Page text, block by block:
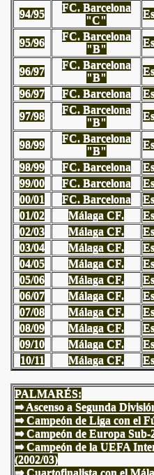
94/95
FC. Barcelona
"C"
95/96
FC. Barcelona
"B"
96/97
FC. Barcelona
"B"
96/97
FC. Barcelona
97/98
FC. Barcelona
"B"
98/99
FC. Barcelona
"B"
98/99
FC. Barcelona
99/00
FC. Barcelona
00/01
FC. Barcelona
01/02
Málaga CF.
02/03
Málaga CF.
03/04
Málaga CF.
04/05
Málaga CF.
05/06
Málaga CF.
06/07
Málaga CF.
07/08
Málaga CF.
08/09
Málaga CF.
09/10
Málaga CF.
10/11
Málaga CF.
PALMARÉS:
⇒ Ascenso a Segunda
⇒ Campeón de Liga con el
⇒ Campeón de Europa Sub-
⇒ Campeón de la UEFA
(2002/03)
⇒ Cuartofinalista con el